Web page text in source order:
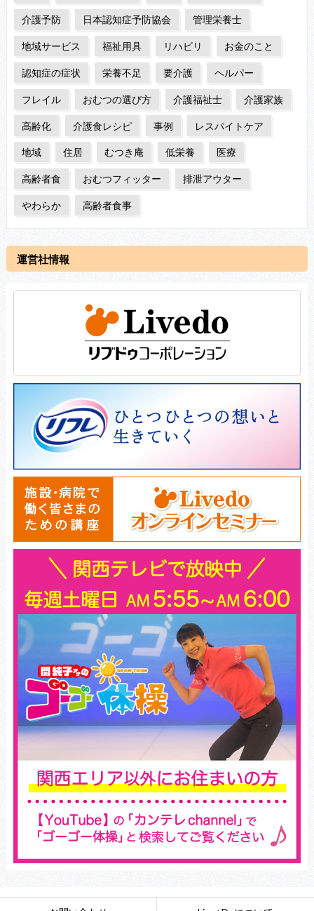
介護予防 日本認知症予防協会 管理栄養士
地域サービス 福祉用具 リハビリ お金のこと
認知症の症状 栄養不足 要介護 ヘルパー
フレイル おむつの選び方 介護福祉士 介護家族
高齢化 介護食レシピ 事例 レスパイトケア
地域 住居 むつき庵 低栄養 医療
高齢者食 おむつフィッター 排泄アウター
やわらか 高齢者食事
運営社情報